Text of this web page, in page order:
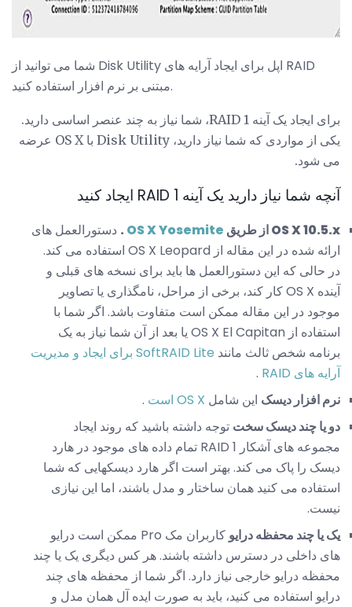
شما می توانید از Disk Utility اپل برای ایجاد آرایه های RAID
مبتنی بر نرم افزار استفاده کنید.
برای ایجاد یک آینه RAID 1، شما نیاز به چند عنصر اساسی دارید.
یکی از مواردی که شما نیاز دارید، Disk Utility با OS X عرضه
می شود.
آنچه شما نیاز دارید یک آینه RAID 1 ایجاد کنید
OS X 10.5.x از طریق OS X Yosemite
. دستورالعمل های
ارائه شده در این مقاله از OS X Leopard استفاده می کند.
در حالی که این دستورالعمل ها باید برای نسخه های قبلی و
آینده OS X کار کند، برخی از مراحل، نامگذاری یا تصاویر
موجود در این مقاله ممکن است متفاوت باشد. اگر شما با
استفاده از OS X El Capitan یا بعد از آن شما نیاز به یک
برنامه شخص ثالث مانند
SoftRAID Lite برای ایجاد و مدیریت
آرایه های RAID
.
نرم افزار دیسک این شامل OS X است
.
دو یا چند دیسک سخت توجه داشته باشید که روند ایجاد
مجموعه های آشکار RAID 1 تمام داده های موجود در هارد
دیسک را پاک می کند. بهتر است اگر هارد دیسکهایی که شما
استفاده می کنید همان ساختار و مدل باشند، اما این نیازی
نیست.
یک یا چند محفظه درایو
کاربران مک Pro ممکن است درایو
های داخلی در دسترس داشته باشند. هر کس دیگری یک یا چند
محفظه درایو خارجی نیاز دارد. اگر شما از محفظه های چند
درایو استفاده می کنید، باید به صورت ایده آل همان مدل و